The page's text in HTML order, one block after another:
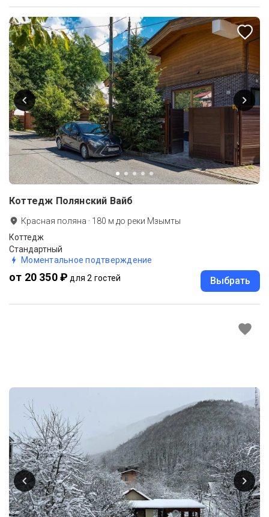
Коттедж Полянский Вайб
Красная поляна · 180 м до реки Мзымты
Коттедж
Стандартный
Моментальное подтверждение
от 20 350 ₽ для 2 гостей Выбрать